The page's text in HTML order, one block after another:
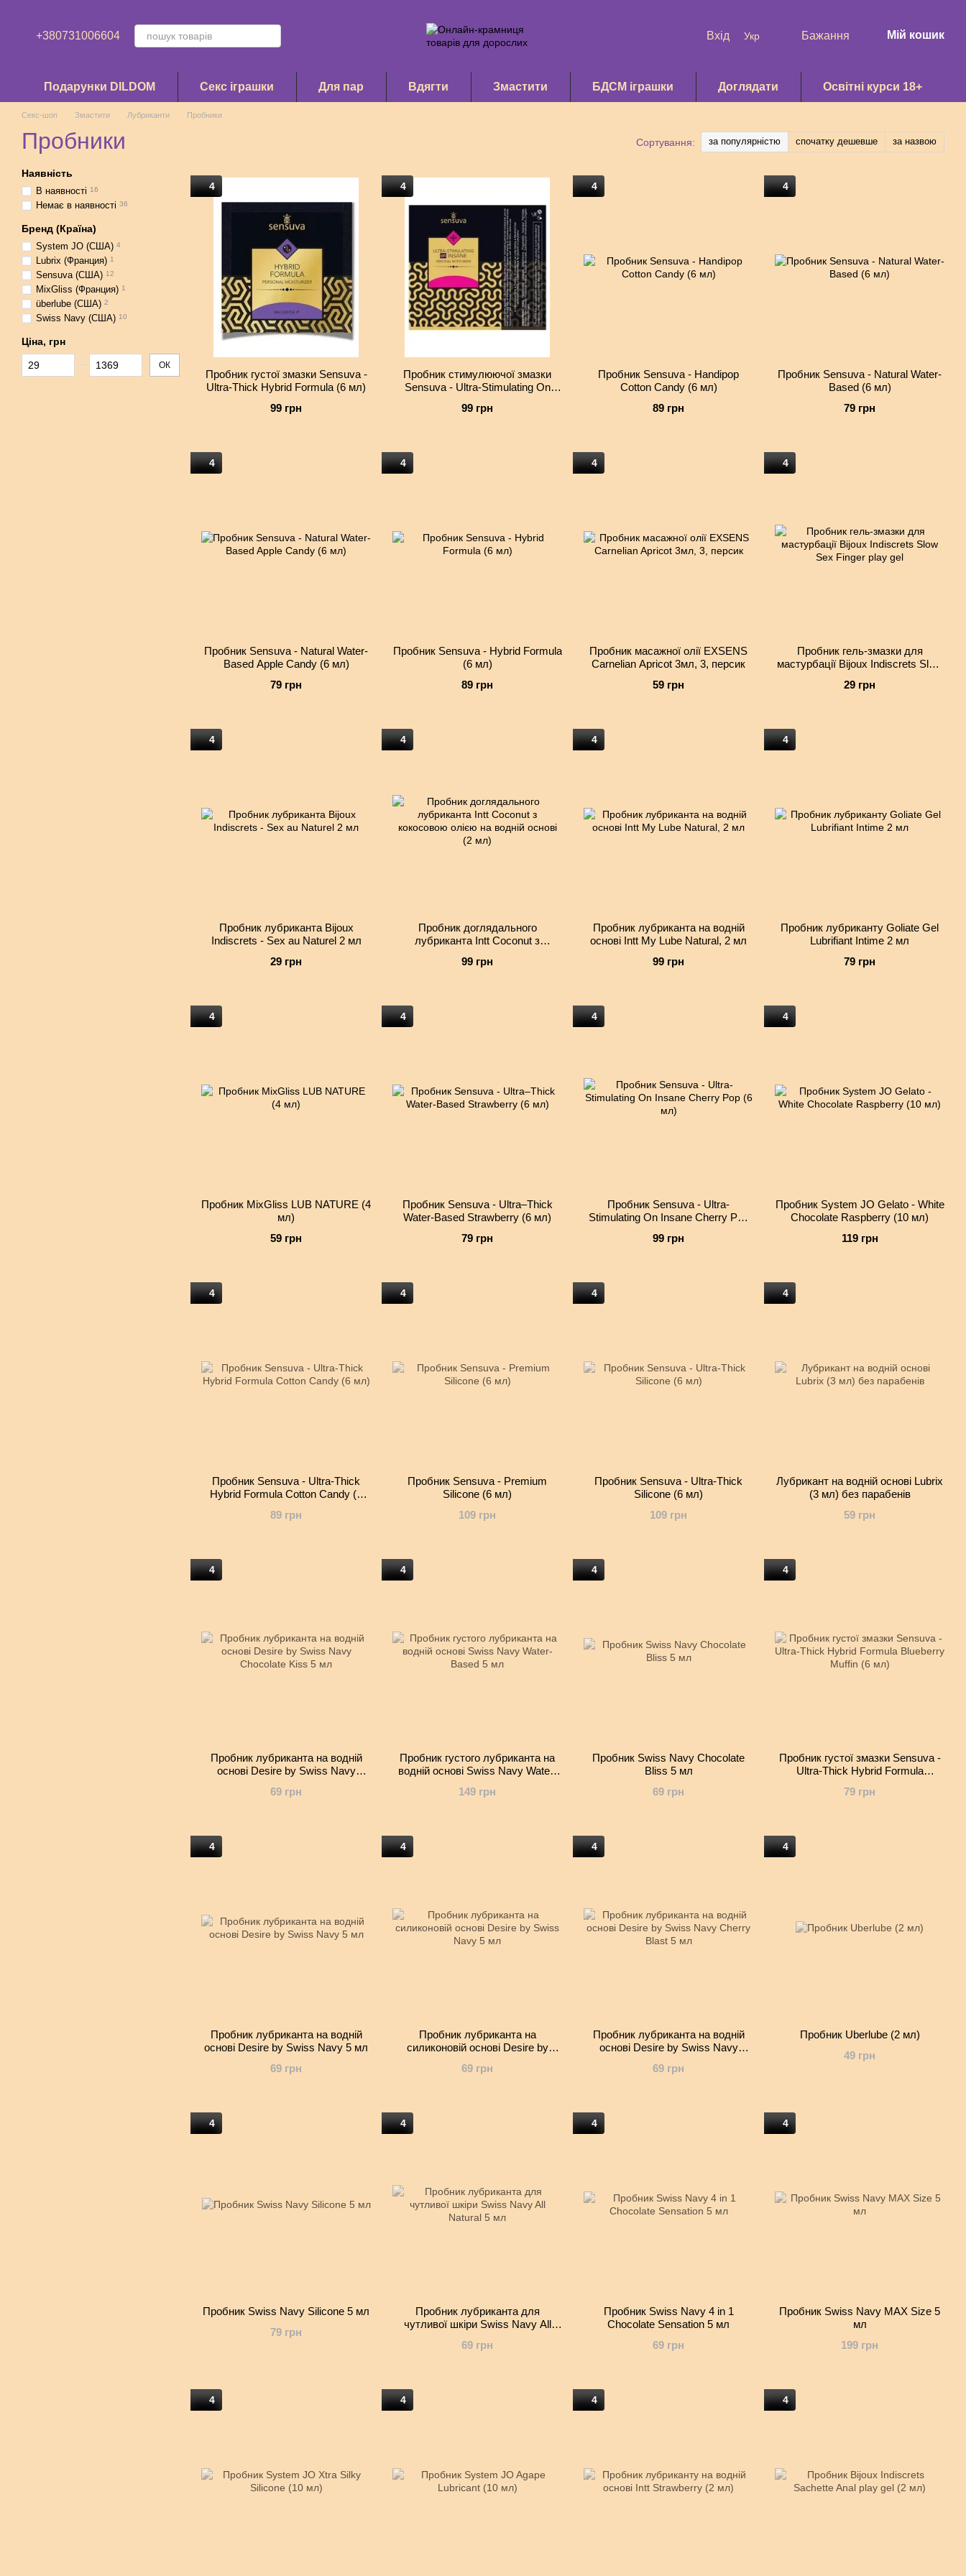
+380731006604 Вхід Укр Бажання Мій кошик
Подарунки DILDOM Секс іграшки Для пар Вдягти Змастити БДСМ іграшки Доглядати Освітні курси 18+
Секс-шоп Змастити Лубриканти Пробники
Пробники Сортування: за популярністю спочатку дешевше за назвою
4
Пробник густої змазки Sensuva -
Ultra-Thick Hybrid Formula (6 мл)
99 грн
4
Пробник стимулюючої змазки
Sensuva - Ultra-Stimulating On
99 грн
4
Пробник Sensuva - Handipop
Cotton Candy (6 мл)
89 грн
4
Пробник Sensuva - Natural Water-
Based (6 мл)
79 грн
4
Пробник Sensuva - Natural Water-
Based Apple Candy (6 мл)
79 грн
4
Пробник Sensuva - Hybrid Formula
(6 мл)
89 грн
4
Пробник масажної олії EXSENS
Carnelian Apricot 3мл, 3, персик
59 грн
4
Пробник гель-змазки для
мастурбації Bijoux Indiscrets Slow
29 грн
4
Пробник лубриканта Bijoux
Indiscrets - Sex au Naturel 2 мл
29 грн
4
Пробник доглядального
лубриканта Intt Coconut з
(2 мл)
99 грн
4
Пробник лубриканта на водній
основі Intt My Lube Natural, 2 мл
99 грн
4
Пробник лубриканту Goliate Gel
Lubrifiant Intime 2 мл
79 грн
4
Пробник MixGliss LUB NATURE (4
мл)
59 грн
4
Пробник Sensuva - Ultra–Thick
Water-Based Strawberry (6 мл)
79 грн
4
Пробник Sensuva - Ultra-
Stimulating On Insane Cherry Pop
99 грн
4
Пробник System JO Gelato - White
Chocolate Raspberry (10 мл)
119 грн
4
Пробник Sensuva - Ultra-Thick
Hybrid Formula Cotton Candy (6
89 грн
4
Пробник Sensuva - Premium
Silicone (6 мл)
109 грн
4
Пробник Sensuva - Ultra-Thick
Silicone (6 мл)
109 грн
4
Лубрикант на водній основі Lubrix
(3 мл) без парабенів
59 грн
4
Пробник лубриканта на водній
основі Desire by Swiss Navy
69 грн
4
Пробник густого лубриканта на
водній основі Swiss Navy Water-
149 грн
4
Пробник Swiss Navy Chocolate
Bliss 5 мл
69 грн
4
Пробник густої змазки Sensuva -
Ultra-Thick Hybrid Formula
79 грн
4
Пробник лубриканта на водній
основі Desire by Swiss Navy 5 мл
69 грн
4
Пробник лубриканта на
силиконовій основі Desire by
69 грн
4
Пробник лубриканта на водній
основі Desire by Swiss Navy
69 грн
4
Пробник Uberlube (2 мл)
49 грн
4
Пробник Swiss Navy Silicone 5 мл
79 грн
4
Пробник лубриканта для
чутливої шкіри Swiss Navy All
69 грн
4
Пробник Swiss Navy 4 in 1
Chocolate Sensation 5 мл
69 грн
4
Пробник Swiss Navy MAX Size 5
мл
199 грн
4 4 4 4
Наявність
В наявності 16
Немає в наявності 36
Бренд (Країна)
System JO (США) 4
Lubrix (Франция) 1
Sensuva (США) 12
MixGliss (Франция) 1
überlube (США) 2
Swiss Navy (США) 10
Ціна, грн
Від Ціна, грн
До Ціна, грн ОК